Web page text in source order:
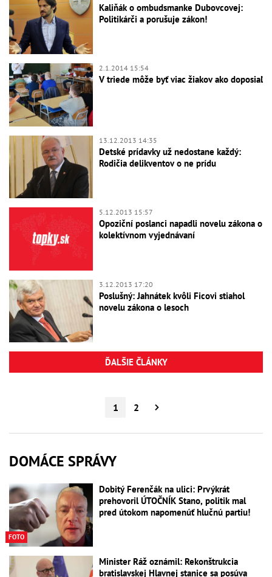
Kaliňák o ombudsmanke Dubovcovej:
Politikárči a porušuje zákon!
2.1.2014 15:54
V triede môže byť viac žiakov ako doposiaľ
13.12.2013 14:35
Detské prídavky už nedostane každý:
Rodičia delikventov o ne prídu
5.12.2013 15:57
Opoziční poslanci napadli novelu zákona o
kolektívnom vyjednávaní
3.12.2013 17:20
Poslušný: Jahnátek kvôli Ficovi stiahol
novelu zákona o lesoch
ĎALŠIE ČLÁNKY
1 2
DOMÁCE SPRÁVY
FOTO
Dobitý Ferenčák na ulici: Prvýkrát
prehovoril ÚTOČNÍK Stano, politik mal
pred útokom napomenúť hlučnú partiu!
Minister Ráž oznámil: Rekonštrukcia
bratislavskej Hlavnej stanice sa posúva